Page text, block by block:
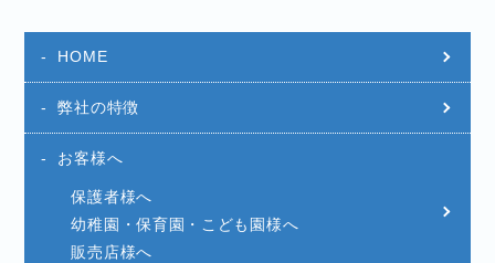
HOME
弊社の特徴
お客様へ
保護者様へ
幼稚園・保育園・こども園様へ
販売店様へ